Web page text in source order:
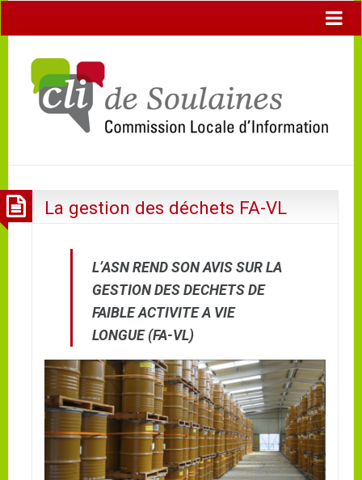
La gestion des déchets FA-VL
L’ASN REND SON AVIS SUR LA
GESTION DES DECHETS DE
FAIBLE ACTIVITE A VIE
LONGUE (FA-VL)